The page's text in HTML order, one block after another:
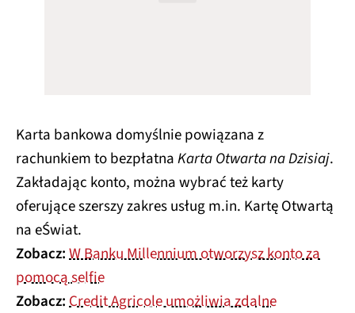
Karta bankowa domyślnie powiązana z
rachunkiem to bezpłatnaKarta Otwarta na Dzisiaj.
Zakładając konto, można wybrać też karty
oferujące szerszy zakres usług m.in. Kartę Otwartą
na eŚwiat.
Zobacz:W Banku Millennium otworzysz konto za
pomocą selfie
Zobacz:Credit Agricole umożliwia zdalne